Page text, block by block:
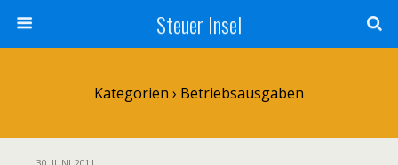
Steuer Insel
Kategorien › Betriebsausgaben